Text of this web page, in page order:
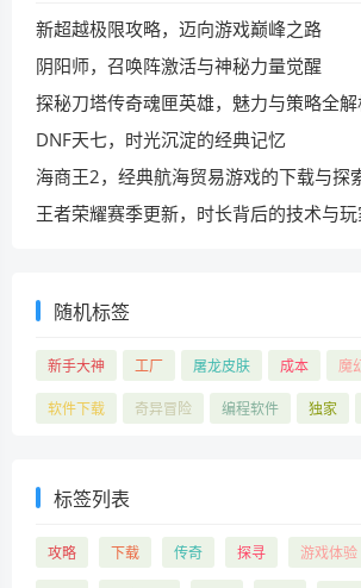
新超越极限攻略，迈向游戏巅峰之路
阴阳师，召唤阵激活与神秘力量觉醒
探秘刀塔传奇魂匣英雄，魅力与策略全
DNF天七，时光沉淀的经典记忆
海商王2，经典航海贸易游戏的下载与探
王者荣耀赛季更新，时长背后的技术与
随机标签
新手大神 工厂 屠龙皮肤 成本 魔
软件下载 奇异冒险 编程软件 独家
标签列表
攻略 下载 传奇 探寻 游戏体验